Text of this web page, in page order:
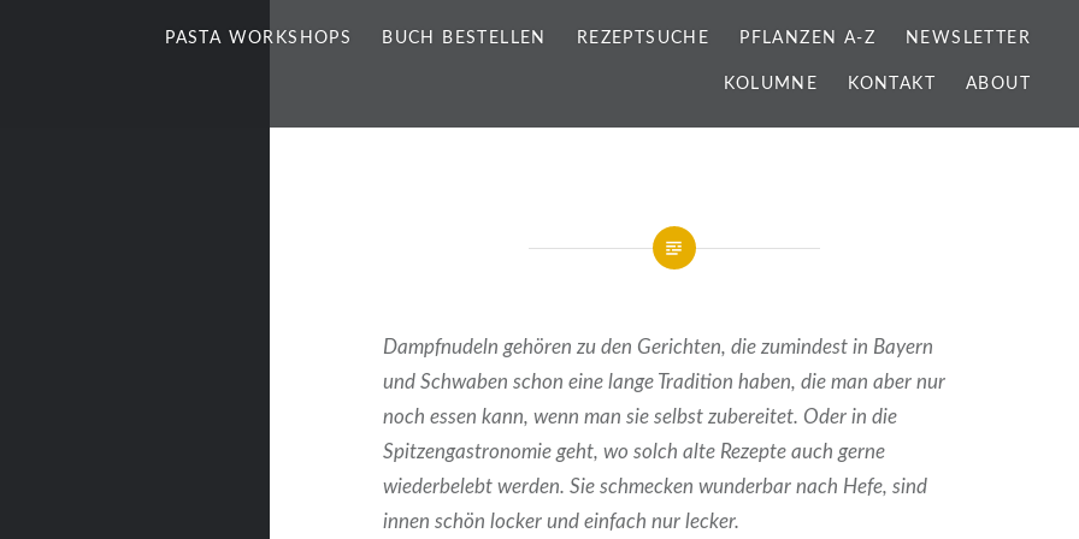
PASTA WORKSHOPS BUCH BESTELLEN REZEPTSUCHE PFLANZEN A-Z NEWSLETTER
KOLUMNE KONTAKT ABOUT
Dampfnudeln gehören zu den Gerichten, diezumindest in Bayern
und Schwabenschon eine lange Tradition haben, die man aber nur
noch essen kann, wenn man sie selbst zubereitet. Oder in die
Spitzengastronomie geht, wo solch alte Rezepte auch gerne
wiederbelebt werden. Sie schmecken wunderbar nach Hefe, sind
innen schön locker und einfach nur lecker.